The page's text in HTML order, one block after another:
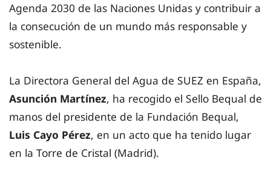
Agenda 2030 de las Naciones Unidas y contribuir a
la consecución de un mundo más responsable y
sostenible.
La Directora General del Agua de SUEZ en España,
Asunción Martínez, ha recogido el Sello Bequal de
manos del presidente de la Fundación Bequal,
Luis Cayo Pérez, en un acto que ha tenido lugar
en la Torre de Cristal (Madrid).